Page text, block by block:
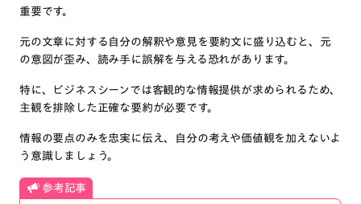
重要です。
元の文章に対する自分の解釈や意見を要約文に盛り込むと、元
の意図が歪み、読み手に誤解を与える恐れがあります。
特に、ビジネスシーンでは客観的な情報提供が求められるため、
主観を排除した正確な要約が必要です。
情報の要点のみを忠実に伝え、自分の考えや価値観を加えないよ
う意識しましょう。
参考記事